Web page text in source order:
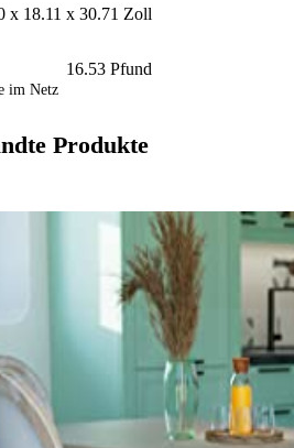
x 18.11 x 30.71 Zoll
16.53 Pfund
im Netz
Produkte